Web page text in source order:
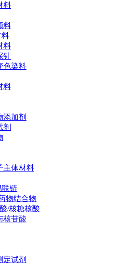
料
料
料
料
针
色染料
料
添加剂
剂
主体材料
联链
物结合物
/核糖核酸
核苷酸
定试剂